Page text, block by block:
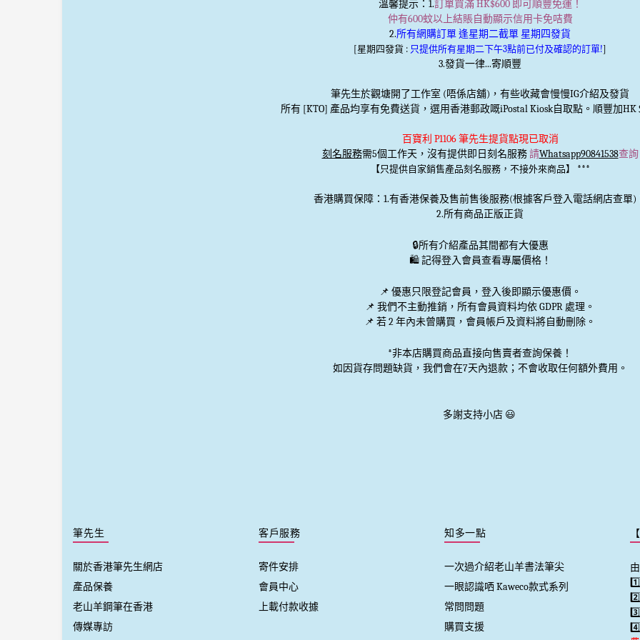
溫馨提示：1.訂單買滿 HK$600 即可順豐免運！
仲有600蚊以上結賬自動顯示信用卡免咭費
2.所有網購訂單 逢星期二截單 星期四發貨
[星期四發貨 : 只提供所有星期二下午3點前已付及確認的訂單!]
3.發貨一律...寄順豐
筆先生於觀塘開了工作室 (唔係店舖)，有些收藏會慢慢IG介紹及發貨
所有 [KTO] 產品均享有免費送貨，選用香港郵政嘅iPostal Kiosk自取點。順豐加HK
百寶利 P1106 筆先生提貨點現已取消
刻名服務需5個工作天，沒有提供即日刻名服務請Whatsapp90841538查詢
【只提供自家銷售產品刻名服務，不接外來商品】 ***
香港購買保障：1.有香港保養及售前售後服務(根據客戶登入電話網店查單)
2.所有商品正版正貨
🔒所有介紹產品其間都有大優惠
🛍️ 記得登入會員查看專屬價格！
📌 優惠只限登記會員 ，登入後即顯示優惠價。
📌 我們不主動推銷 ，所有會員資料均依 GDPR 處理。
📌 若 2 年內未曾購買，會員帳戶及資料將自動刪除。
*非本店購買商品直接向售賣者查詢保養！
如因貨存問題缺貨，我們會在7天內退款；不會收取任何額外費用。
多謝支持小店 😃
筆先生
關於香港筆先生網店
產品保養
老山羊鋼筆在香港
傳媒專訪
客戶服務
寄件安排
會員中心
上載付款收據
知多一點
一次過介紹老山羊書法筆尖
一眼認識哂 Kaweco款式系列
常問問題
購買支援